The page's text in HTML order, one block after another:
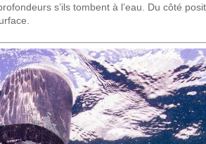
s’ils tombent à l’eau. Du côté